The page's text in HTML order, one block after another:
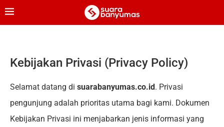
Kebijakan Privasi (Privacy Policy)
Selamat datang di suarabanyumas.co.id. Privasi
pengunjung adalah prioritas utama bagi kami. Dokumen
Kebijakan Privasi ini menjabarkan jenis informasi yang